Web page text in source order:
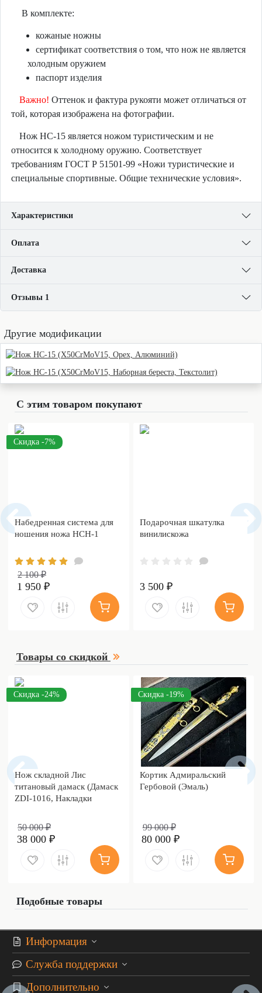
В комплекте:
кожаные ножны
сертификат соответствия о том, что нож не является
холодным оружием
паспорт изделия
Важно! Оттенок и фактура рукояти может отличаться от
той, которая изображена на фотографии.
Нож НС-15 является ножом туристическим и не
относится к холодному оружию. Соответствует
требованиям ГОСТ Р 51501-99 «Ножи туристические и
специальные спортивные. Общие технические условия».
Характеристики
Оплата
Доставка
Отзывы 1
Другие модификации
С этим товаром покупают
Скидка -7%
Набедренная система для
ношения ножа НСН-1
2 100 ₽
1 950 ₽
Подарочная шкатулка
винилискожа
3 500 ₽
Товары со скидкой
Скидка -24%
Нож складной Лис
титановый дамаск (Дамаск
ZDI-1016, Накладки
50 000 ₽
38 000 ₽
Скидка -19%
Кортик Адмиральский
Гербовой (Эмаль)
99 000 ₽
80 000 ₽
Подобные товары
Информация
Служба поддержки
Дополнительно